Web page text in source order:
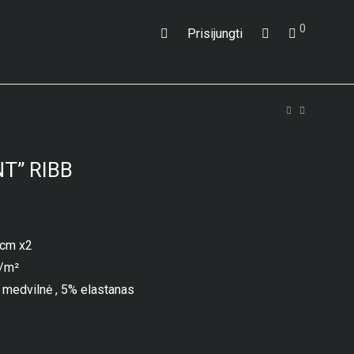
Prisijungti 0
RIBB
x2
, 5% elastanas